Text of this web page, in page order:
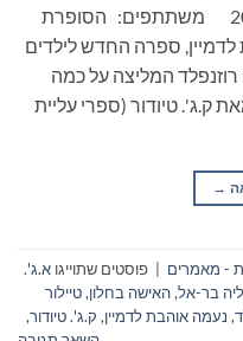
106 FM – יום רביעי ה- 11 ביולי 2018 משתתפים: הסופרת
ספרה החדש לילדים
רוזנפלד המליצה על כמה
ק.ג'. טיודור (ספרי עליית
→
- מאמרים פוסטים שתוייגו א.ג'.
בר-אל,האישה בחלון,טיילור
, נעמה אוהבת לדמיין, ק.ג'. טיודור,